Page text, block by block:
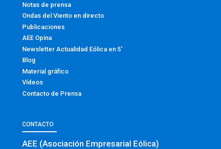
Notas de prensa
Ondas del Viento en directo
Publicaciones
AEE Opina
Newsletter Actualidad Eólica en 5′
Blog
Material gráfico
Vídeos
Contacto de Prensa
CONTACTO
AEE (Asociación Empresarial Eólica)